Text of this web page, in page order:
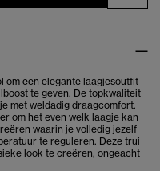
om een elegante laagjesoutfit
te geven. De topkwaliteit
met weldadig draagcomfort.
om het even welk laagje kan
waarin je volledig jezelf
te reguleren. Deze trui
look te creëren, ongeacht